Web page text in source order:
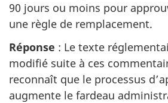
90 jours ou moins pour
une règle de remplacement.
Réponse : Le texte
modifié suite à ces
reconnaît que le processus
augmente le fardeau